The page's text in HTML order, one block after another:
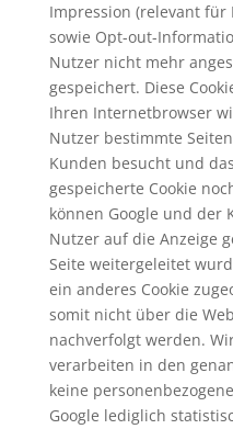
Impression (relevant für
sowie Opt-out-
Nutzer nicht mehr
gespeichert. Diese
Ihren Internetbrowser
Nutzer bestimmte
Kunden besucht und
gespeicherte Cookie
können Google und der
Nutzer auf die Anzeige
Seite weitergeleitet
ein anderes Cookie
somit nicht über die
nachverfolgt werden.
verarbeiten in den
keine
Google lediglich